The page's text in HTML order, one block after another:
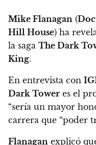
Mike Flanagan (
Hill House) ha
la saga The Dark
King.
En entrevista con
Dark Tower es el
“sería un mayor
carrera que “poder
Flanagan explicó